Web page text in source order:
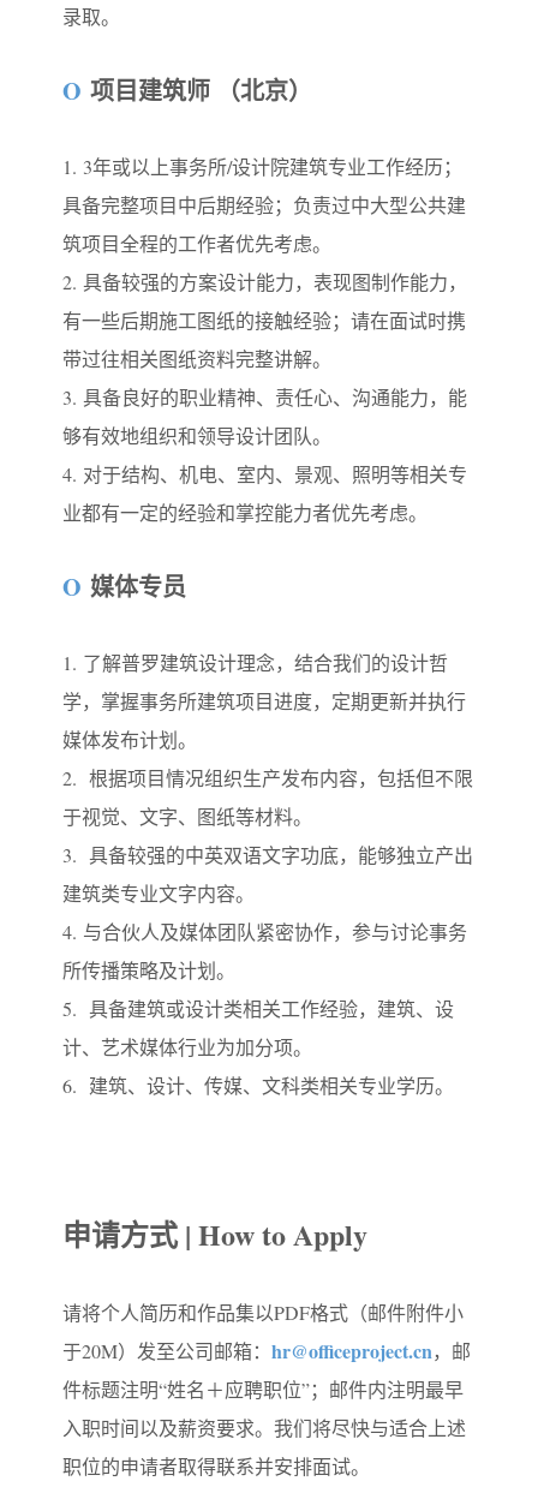
录取。
O 项目建筑师 （北京）
1. 3年或以上事务所/设计院建筑专业工作经历；
具备完整项目中后期经验；负责过中大型公共建
筑项目全程的工作者优先考虑。
2. 具备较强的方案设计能力，表现图制作能力，
有一些后期施工图纸的接触经验；请在面试时携
带过往相关图纸资料完整讲解。
3. 具备良好的职业精神、责任心、沟通能力，能
够有效地组织和领导设计团队。
4. 对于结构、机电、室内、景观、照明等相关专
业都有一定的经验和掌控能力者优先考虑。
O 媒体专员
1. 了解普罗建筑设计理念，结合我们的设计哲
学，掌握事务所建筑项目进度，定期更新并执行
媒体发布计划。
2. 根据项目情况组织生产发布内容，包括但不限
于视觉、文字、图纸等材料。
3. 具备较强的中英双语文字功底，能够独立产出
建筑类专业文字内容。
4. 与合伙人及媒体团队紧密协作，参与讨论事务
所传播策略及计划。
5. 具备建筑或设计类相关工作经验，建筑、设
计、艺术媒体行业为加分项。
6. 建筑、设计、传媒、文科类相关专业学历。
申请方式 | How to Apply
请将个人简历和作品集以PDF格式（邮件附件小
于20M）发至公司邮箱： hr@officeproject.cn，邮
件标题注明“姓名＋应聘职位”；邮件内注明最早
入职时间以及薪资要求。我们将尽快与适合上述
职位的申请者取得联系并安排面试。